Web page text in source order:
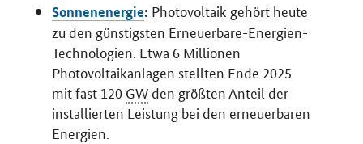
Sonnenenergie: Photovoltaik gehört heute
zu den günstigsten Erneuerbare-Energien-
Technologien. Etwa 6 Millionen
Photovoltaikanlagen stellten Ende 2025
mit fast 120 GW den größten Anteil der
installierten Leistung bei den erneuerbaren
Energien.